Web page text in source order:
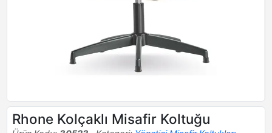
Rhone Kolçaklı Misafir Koltuğu